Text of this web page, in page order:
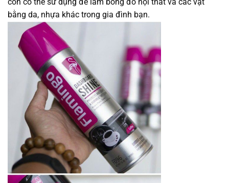
bằng da, nhựa khác trong gia đình bạn.